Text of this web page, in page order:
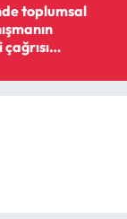
toplumsal